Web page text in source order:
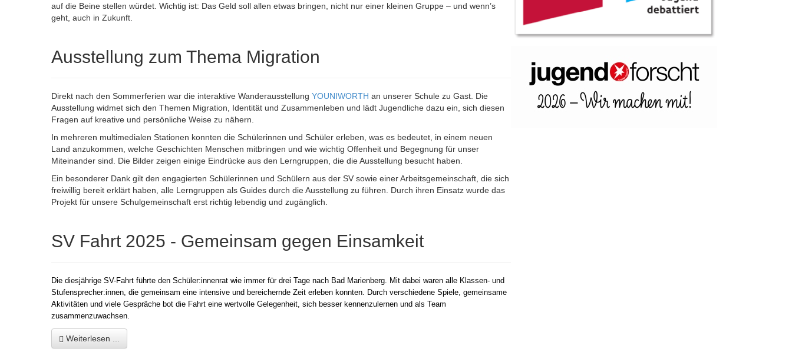
auf die Beine stellen würdet. Wichtig ist: Das Geld soll allen etwas bringen, nicht nur einer kleinen Gruppe – und wenn’s
geht, auch in Zukunft.
Ausstellung zum Thema Migration
Direkt nach den Sommerferien war die interaktive Wanderausstellung YOUNIWORTH an unserer Schule zu Gast. Die
Ausstellung widmet sich den Themen Migration, Identität und Zusammenleben und lädt Jugendliche dazu ein, sich diesen
Fragen auf kreative und persönliche Weise zu nähern.
In mehreren multimedialen Stationen konnten die Schülerinnen und Schüler erleben, was es bedeutet, in einem neuen
Land anzukommen, welche Geschichten Menschen mitbringen und wie wichtig Offenheit und Begegnung für unser
Miteinander sind. Die Bilder zeigen einige Eindrücke aus den Lerngruppen, die die Ausstellung besucht haben.
Ein besonderer Dank gilt den engagierten Schülerinnen und Schülern aus der SV sowie einer Arbeitsgemeinschaft, die sich
freiwillig bereit erklärt haben, alle Lerngruppen als Guides durch die Ausstellung zu führen. Durch ihren Einsatz wurde das
Projekt für unsere Schulgemeinschaft erst richtig lebendig und zugänglich.
SV Fahrt 2025 - Gemeinsam gegen Einsamkeit
Die diesjährige SV-Fahrt führte den Schüler:innenrat wie immer für drei Tage nach Bad Marienberg. Mit dabei waren alle Klassen- und
Stufensprecher:innen, die gemeinsam eine intensive und bereichernde Zeit erleben konnten. Durch verschiedene Spiele, gemeinsame
Aktivitäten und viele Gespräche bot die Fahrt eine wertvolle Gelegenheit, sich besser kennenzulernen und als Team
zusammenzuwachsen.
Weiterlesen ...